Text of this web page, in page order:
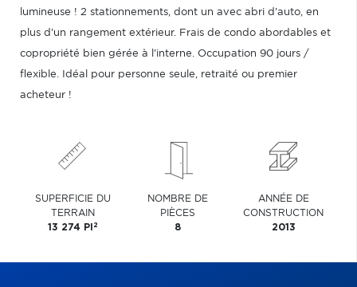
lumineuse ! 2 stationnements, dont un avec abri d'auto, en
plus d'un rangement extérieur. Frais de condo abordables et
copropriété bien gérée à l'interne. Occupation 90 jours /
flexible. Idéal pour personne seule, retraité ou premier
acheteur !
SUPERFICIE DU
TERRAIN
13 274 PI 2
NOMBRE DE
PIÈCES
8
ANNÉE DE
CONSTRUCTION
2013